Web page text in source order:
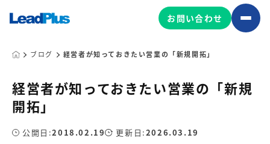
広告プロモーション
MA/CRM/SFA導入・運用
Web制作
お問い合わせ
ブログ 経営者が知っておきたい営業の「新規開拓」
経営者が知っておきたい営業の「新規
開拓」
公開日:2018.02.19 更新日:2026.03.19